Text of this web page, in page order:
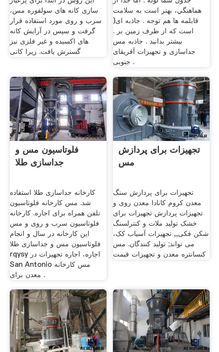
سازی کانه های سولفوره مس،
سرب و روی مورد استفاده قرار
گرفت و سپس در آرایش کانه
های اکسیده و غیر فلزی نیز
گسترش یافت. زیرا کانی
هماهنگي، بهتر است به سلامت
قابلمه ها هم توجه . جاذبه ای(
است که از طرف زمین بر .
بیشتر بدانید . جاذبه مس
جداسازی و تجهیزات آفریقای
جنوبی .
فلوتاسیون مس و
جداسازی طلا
کارخانه جداسازی طلا استفاده
شد. مس کارخانه فلوتاسیون
تلفن همراه برای اجاره. کارخانه
فلوتاسیون سرب و روی و مس
این کارخانه در سال و انجام
فلوتاسیون مس و جداسازی طلا
rqysy اجاره، اجاره تجهیزات در
San Antonio مس کارخانه
معدن برای .
تجهیزات برای پردازش
مس
تجهیزات برای پردازش سنگ
معدن کروم کانادا معدن روی و
تجهیزات پردازش تجهیزات برای
خشک تولید ملات و کنترلسنگ
شکن فکی,, تجهیزات آسیاب کک،
می تواند; تولید کنندگان. مس
کنسانتره معدن و تجهیزات قیمت